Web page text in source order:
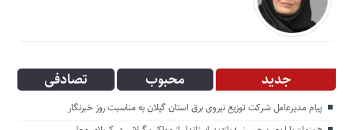
جدید محبوب تصادفی
پیام مدیرعامل شركت توزیع نیروی برق استان گیلان به مناسبت روز خبرنگار ‌